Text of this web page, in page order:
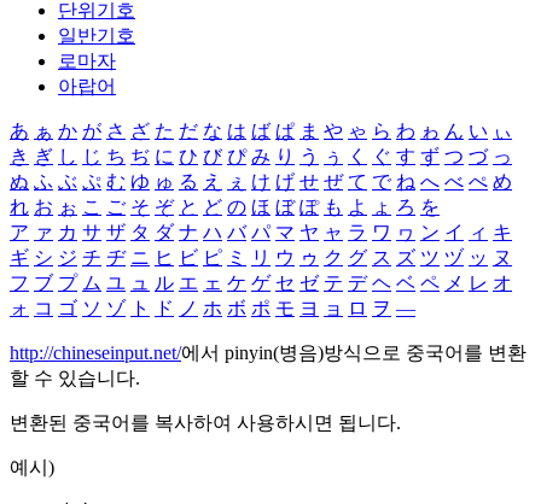
단위기호
일반기호
로마자
아랍어
あ ぁ か が さ ざ た だ な は ば ぱ ま や ゃ ら わ ゎ ん い ぃ
き ぎ し じ ち ぢ に ひ び ぴ み り う ぅ く ぐ す ず つ づ っ
ぬ ふ ぶ ぷ む ゆ ゅ る え ぇ け げ せ ぜ て で ね へ べ ぺ め
れ お ぉ こ ご そ ぞ と ど の ほ ぼ ぽ も よ ょ ろ を
ア ァ カ サ ザ タ ダ ナ ハ バ パ マ ヤ ャ ラ ワ ヮ ン イ ィ キ
ギ シ ジ チ ヂ ニ ヒ ビ ピ ミ リ ウ ゥ ク グ ス ズ ツ ヅ ッ ヌ
フ ブ プ ム ユ ュ ル エ ェ ケ ゲ セ ゼ テ デ ヘ ベ ペ メ レ オ
ォ コ ゴ ソ ゾ ト ド ノ ホ ボ ポ モ ヨ ョ ロ ヲ ―
http://chineseinput.net/에서 pinyin(병음)방식으로 중국어를 변환
할 수 있습니다.
변환된 중국어를 복사하여 사용하시면 됩니다.
예시)